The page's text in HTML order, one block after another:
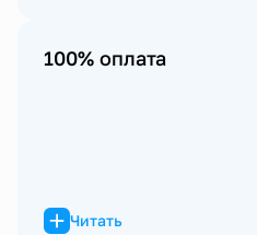
100% оплата
Читать